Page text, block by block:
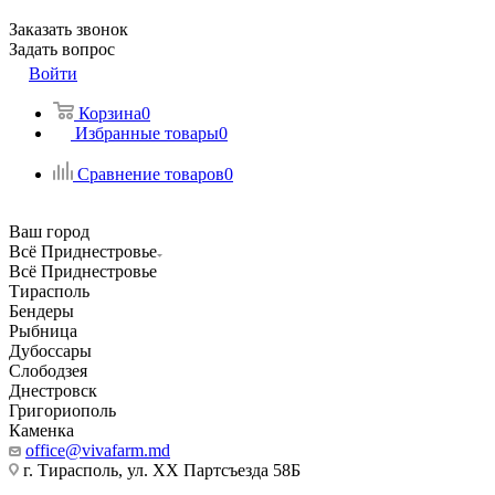
Заказать звонок
Задать вопрос
Войти
Корзина0
Избранные товары0
Сравнение товаров0
Ваш город
Всё Приднестровье
Всё Приднестровье
Тирасполь
Бендеры
Рыбница
Дубоссары
Слободзея
Днестровск
Григориополь
Каменка
office@vivafarm.md
г. Тирасполь, ул. ХХ Партсъезда 58Б